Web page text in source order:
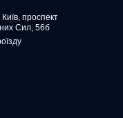
Київ, проспект
Сил, 56б